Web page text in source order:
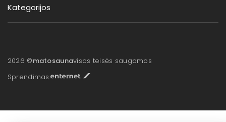
Kategorijos
2026 ©matosaunavisos teisės saugomos
Sprendimas: